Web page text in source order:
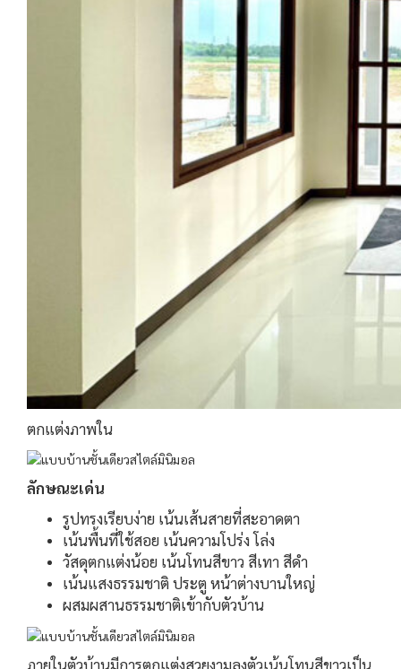
ตกแต่งภาพใน
ลักษณะเด่น
รูปทรงเรียบง่าย เน้นเส้นสายที่สะอาดตา
เน้นพื้นที่ใช้สอย เน้นความโปร่ง โล่ง
วัสดุตกแต่งน้อย เน้นโทนสีขาว สีเทา สีดำ
เน้นแสงธรรมชาติ ประตู หน้าต่างบานใหญ่
ผสมผสานธรรมชาติเข้ากับตัวบ้าน
ภายในตัวบ้านมีการตกแต่งสวยงามลงตัวเน้นโทนสีขาวเป็น